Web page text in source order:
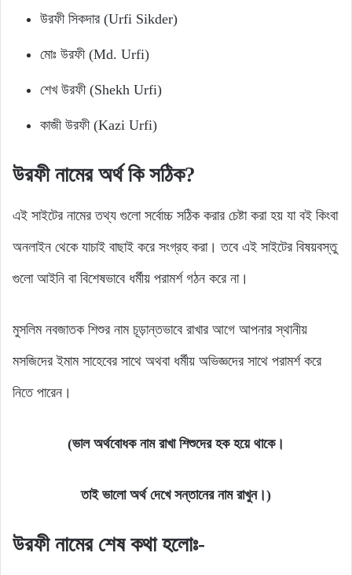
উরফী সিকদার (Urfi Sikder)
মোঃ উরফী (Md. Urfi)
শেখ উরফী (Shekh Urfi)
কাজী উরফী (Kazi Urfi)
উরফী নামের অর্থ কি সঠিক?
এই সাইটের নামের তথ্য গুলো সর্বোচ্চ সঠিক করার চেষ্টা করা হয় যা বই কিংবা
অনলাইন থেকে যাচাই বাছাই করে সংগ্রহ করা। তবে এই সাইটের বিষয়বস্তু
গুলো আইনি বা বিশেষভাবে ধর্মীয় পরামর্শ গঠন করে না।
মুসলিম নবজাতক শিশুর নাম চূড়ান্তভাবে রাখার আগে আপনার স্থানীয়
মসজিদের ইমাম সাহেবের সাথে অথবা ধর্মীয় অভিজ্ঞদের সাথে পরামর্শ করে
নিতে পারেন।
(ভাল অর্থবোধক নাম রাখা শিশুদের হক হয়ে থাকে।
তাই ভালো অর্থ দেখে সন্তানের নাম রাখুন।)
উরফী নামের শেষ কথা হলোঃ-